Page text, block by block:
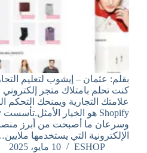
بقلم: عثمان – إيشوب لتعليم
كنت تحلم بامتلاك متجر
علامتك التجارية ويمنحك التحكم
وسرعان ما أصبحت من أبرز
الإلكترونية التي يستخدمها
ESHOP
10 مايو، 2025